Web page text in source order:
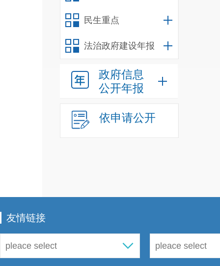
民生重点
法治政府建设年报
政府信息
公开年报
依申请公开
友情链接